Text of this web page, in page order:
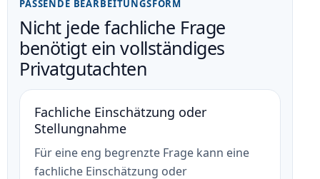
PASSENDE BEARBEITUNGSFORM
Nicht jede fachliche Frage
benötigt ein vollständiges
Privatgutachten
Fachliche Einschätzung oder
Stellungnahme
Für eine eng begrenzte Frage kann eine
fachliche Einschätzung oder